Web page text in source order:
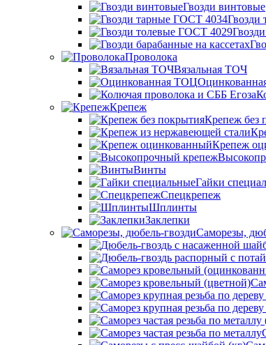
Гвозди винтовые
Гвозди
Проволока
Вязальная ТОЧ
Крепеж
Крепеж без
Крепеж
Винты
Гайки
Спецкрепеж
Шплинты
Заклепки
Саморезы,